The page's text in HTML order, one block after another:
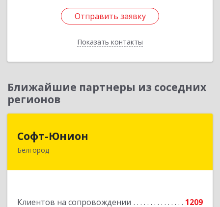
Отправить заявку
Показать контакты
Отправить заявку
Назад
Ближайшие партнеры из соседних
регионов
Софт-Юнион
Белгород
Клиентов на сопровождении 1209
308014, Белгородская обл, Белгород г, Садовая